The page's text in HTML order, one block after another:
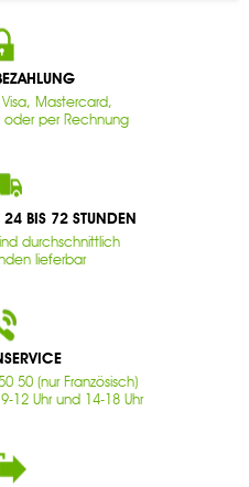
Mastercard,
oder per Rechnung
24 BIS 72 STUNDEN
durchschnittlich
lieferbar
50 (nur Französisch)
12 Uhr und 14-18 Uhr